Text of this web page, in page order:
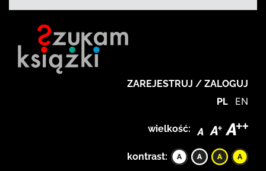
ZAREJESTRUJ / ZALOGUJ
PL EN
wielkość:
kontrast: